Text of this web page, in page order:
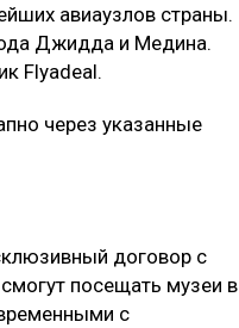
авиаузлов страны.
Джидда и Медина.
Flyadeal.
через указанные
договор с
посещать музеи в
с